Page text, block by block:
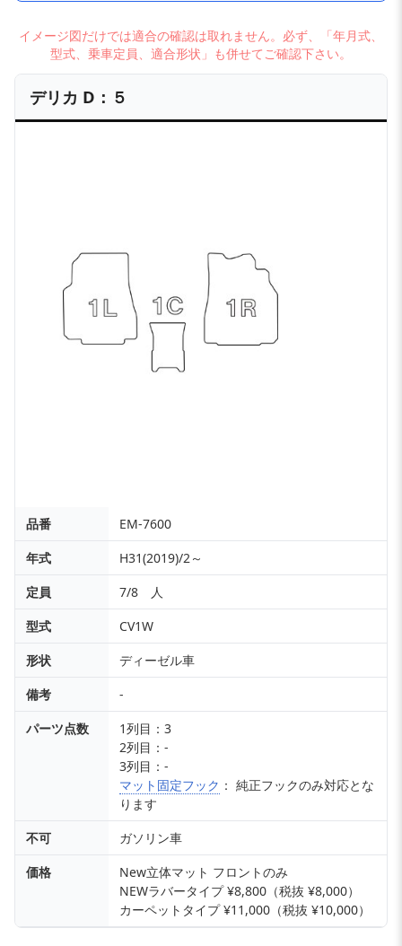
イメージ図だけでは適合の確認は取れません。必ず、「年月式、
型式、乗車定員、適合形状」も併せてご確認下さい。
デリカ D：５
品番
EM-7600
年式
H31(2019)/2～
定員
7/8 人
型式
CV1W
形状
ディーゼル車
備考
-
パーツ点数
1列目：3
2列目：-
3列目：-
マット固定フック ： 純正フックのみ対応とな
ります
不可
ガソリン車
価格
New立体マット フロントのみ
NEWラバータイプ ¥8,800（税抜 ¥8,000）
カーペットタイプ ¥11,000（税抜 ¥10,000）